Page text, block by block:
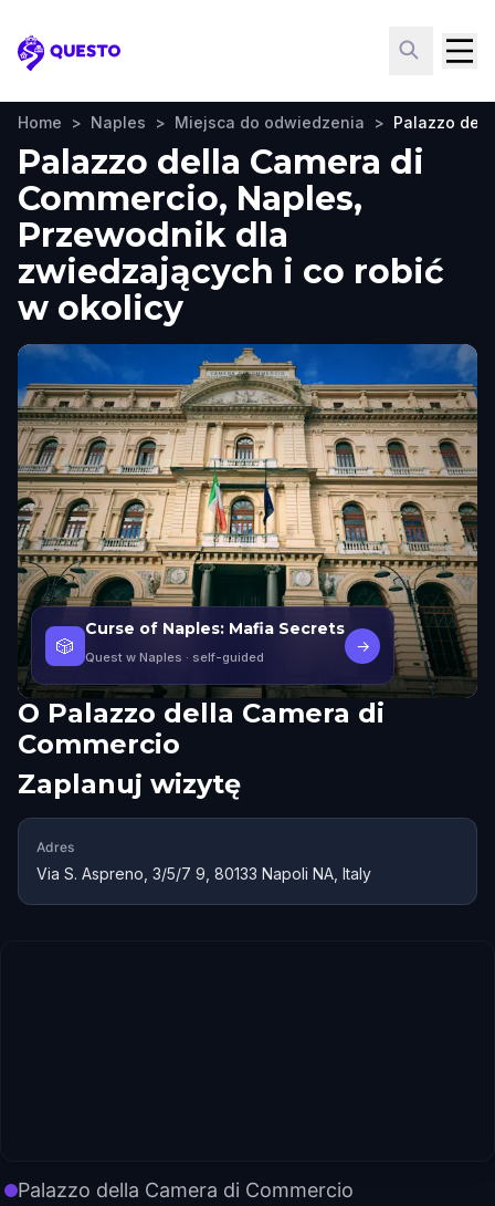
Questo
Home > Naples > Miejsca do odwiedzenia > Palazzo
Palazzo della Camera di
Commercio, Naples,
Przewodnik dla
zwiedzających i co robić
w okolicy
🎲
Curse of Naples: Mafia Secrets
Quest w Naples · self-guided
→
O Palazzo della Camera di
Commercio
Zaplanuj wizytę
Adres
Via S. Aspreno, 3/5/7 9, 80133 Napoli NA, Italy
Palazzo della Camera di Commercio